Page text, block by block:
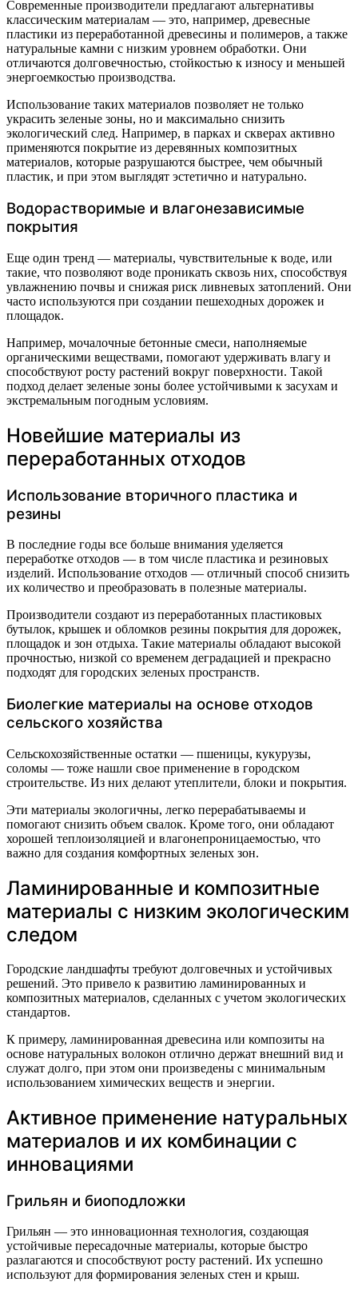
Современные производители предлагают альтернативы
классическим материалам — это, например, древесные
пластики из переработанной древесины и полимеров, а также
натуральные камни с низким уровнем обработки. Они
отличаются долговечностью, стойкостью к износу и меньшей
энергоемкостью производства.
Использование таких материалов позволяет не только
украсить зеленые зоны, но и максимально снизить
экологический след. Например, в парках и скверах активно
применяются покрытие из деревянных композитных
материалов, которые разрушаются быстрее, чем обычный
пластик, и при этом выглядят эстетично и натурально.
Водорастворимые и влагонезависимые
покрытия
Еще один тренд — материалы, чувствительные к воде, или
такие, что позволяют воде проникать сквозь них, способствуя
увлажнению почвы и снижая риск ливневых затоплений. Они
часто используются при создании пешеходных дорожек и
площадок.
Например, мочалочные бетонные смеси, наполняемые
органическими веществами, помогают удерживать влагу и
способствуют росту растений вокруг поверхности. Такой
подход делает зеленые зоны более устойчивыми к засухам и
экстремальным погодным условиям.
Новейшие материалы из
переработанных отходов
Использование вторичного пластика и
резины
В последние годы все больше внимания уделяется
переработке отходов — в том числе пластика и резиновых
изделий. Использование отходов — отличный способ снизить
их количество и преобразовать в полезные материалы.
Производители создают из переработанных пластиковых
бутылок, крышек и обломков резины покрытия для дорожек,
площадок и зон отдыха. Такие материалы обладают высокой
прочностью, низкой со временем деградацией и прекрасно
подходят для городских зеленых пространств.
Биолегкие материалы на основе отходов
сельского хозяйства
Сельскохозяйственные остатки — пшеницы, кукурузы,
соломы — тоже нашли свое применение в городском
строительстве. Из них делают утеплители, блоки и покрытия.
Эти материалы экологичны, легко перерабатываемы и
помогают снизить объем свалок. Кроме того, они обладают
хорошей теплоизоляцией и влагонепроницаемостью, что
важно для создания комфортных зеленых зон.
Ламинированные и композитные
материалы с низким экологическим
следом
Городские ландшафты требуют долговечных и устойчивых
решений. Это привело к развитию ламинированных и
композитных материалов, сделанных с учетом экологических
стандартов.
К примеру, ламинированная древесина или композиты на
основе натуральных волокон отлично держат внешний вид и
служат долго, при этом они произведены с минимальным
использованием химических веществ и энергии.
Активное применение натуральных
материалов и их комбинации с
инновациями
Грильян и биоподложки
Грильян — это инновационная технология, создающая
устойчивые пересадочные материалы, которые быстро
разлагаются и способствуют росту растений. Их успешно
используют для формирования зеленых стен и крыш.